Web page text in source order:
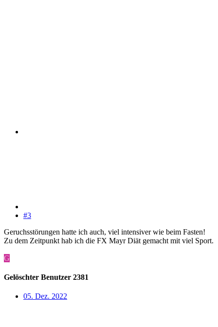
#3
Geruchsstörungen hatte ich auch, viel intensiver wie beim Fasten!
Zu dem Zeitpunkt hab ich die FX Mayr Diät gemacht mit viel Sport.
G
Gelöschter Benutzer 2381
05. Dez. 2022